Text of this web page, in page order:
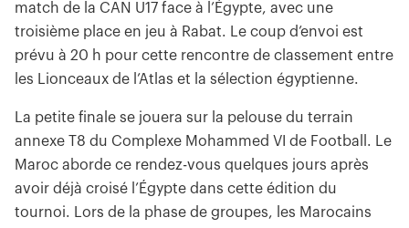
match de la CAN U17 face à l’Égypte, avec une
troisième place en jeu à Rabat. Le coup d’envoi est
prévu à 20 h pour cette rencontre de classement entre
les Lionceaux de l’Atlas et la sélection égyptienne.
La petite finale se jouera sur la pelouse du terrain
annexe T8 du Complexe Mohammed VI de Football. Le
Maroc aborde ce rendez-vous quelques jours après
avoir déjà croisé l’Égypte dans cette édition du
tournoi. Lors de la phase de groupes, les Marocains